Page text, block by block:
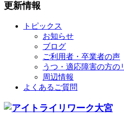
更新情報
トピックス
お知らせ
ブログ
ご利用者・卒業者の声
うつ・適応障害の方の
周辺情報
よくあるご質問